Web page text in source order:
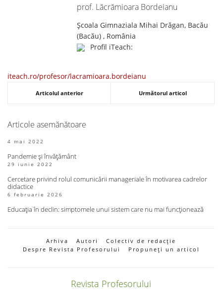
prof. Lăcrămioara Bordeianu
Școala Gimnaziala Mihai Drăgan, Bacău
(Bacău) , România
Profil iTeach:
iteach.ro/profesor/lacramioara.bordeianu
Articolul anterior Următorul articol
Articole asemănătoare
4 mai 2022
Pandemie și învățământ
29 iunie 2022
Cercetare privind rolul comunicării manageriale în motivarea cadrelor
didactice
6 februarie 2026
Educația în declin: simptomele unui sistem care nu mai funcționează
Arhiva Autori
Colectiv de redacție
Despre Revista Profesorului
Propuneți un articol
Revista Profesorului